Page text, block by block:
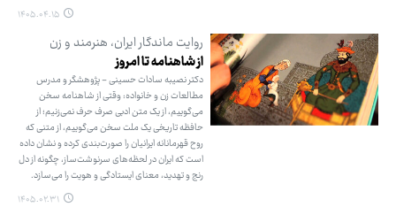
۱۴۰۵.۰۴.۱۵
روایت ماندگار ایران، هنرمند و زن
از شاهنامه تا امروز
دکتر نصیبه سادات حسینی - پژوهشگر و مدرس
مطالعات زن و خانواده: وقتی از شاهنامه سخن
می‌گوییم، از یک متن ادبی صرف حرف نمی‌زنیم؛ از
حافظه تاریخی یک ملت سخن می‌گوییم، از متنی که
روح قهرمانانه ایرانیان را صورت‌بندی کرده و نشان داده
است که ایران در لحظه‌های سرنوشت‌ساز، چگونه از دل
رنج و تهدید، معنای ایستادگی و هویت را می‌سازد.
۱۴۰۵.۰۲.۳۱